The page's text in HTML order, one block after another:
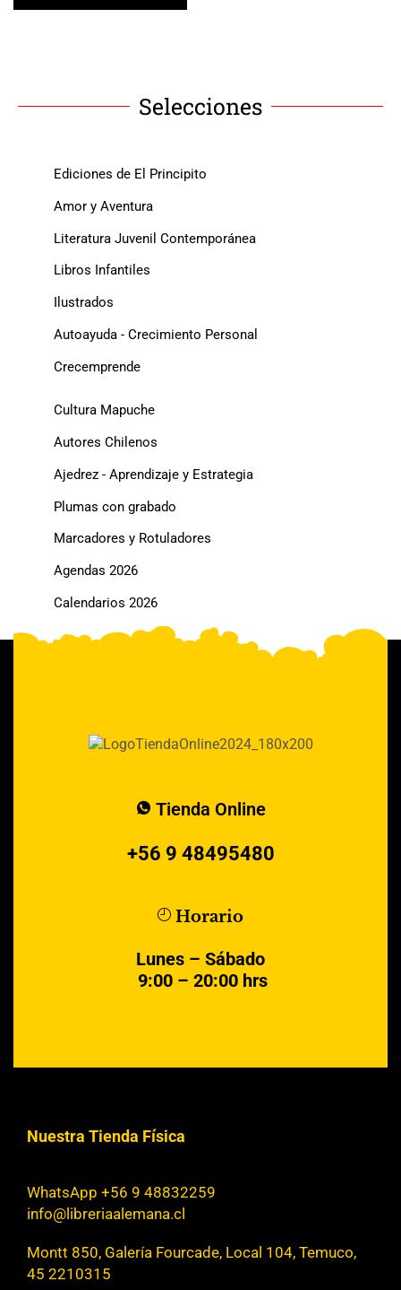
Selecciones
Ediciones de El Principito
Amor y Aventura
Literatura Juvenil Contemporánea
Libros Infantiles
Ilustrados
Autoayuda - Crecimiento Personal
Crecemprende
Cultura Mapuche
Autores Chilenos
Ajedrez - Aprendizaje y Estrategia
Plumas con grabado
Marcadores y Rotuladores
Agendas 2026
Calendarios 2026
Tienda Online
+56 9 48495480
Horario
Lunes – Sábado
9:00 – 20:00 hrs
Nuestra Tienda Física
WhatsApp +56 9 48832259
info@libreriaalemana.cl
Montt 850, Galería Fourcade, Local 104, Temuco,
45 2210315